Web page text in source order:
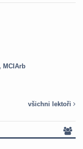
MCIArb
všichni lektoři